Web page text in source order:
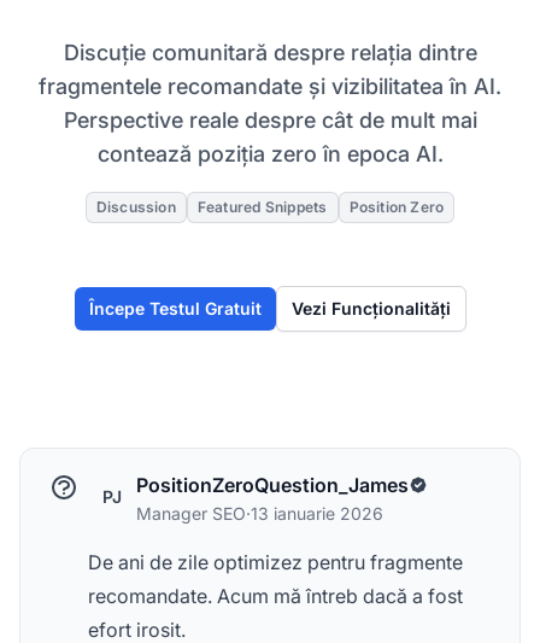
Discuție comunitară despre relația dintre
fragmentele recomandate și vizibilitatea în AI.
Perspective reale despre cât de mult mai
contează poziția zero în epoca AI.
Discussion Featured Snippets Position Zero
Începe Testul Gratuit Vezi Funcționalități
PJ PositionZeroQuestion_James
Manager SEO·13 ianuarie 2026
De ani de zile optimizez pentru fragmente
recomandate. Acum mă întreb dacă a fost
efort irosit.